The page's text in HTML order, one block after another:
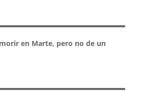
en Marte, pero no de un